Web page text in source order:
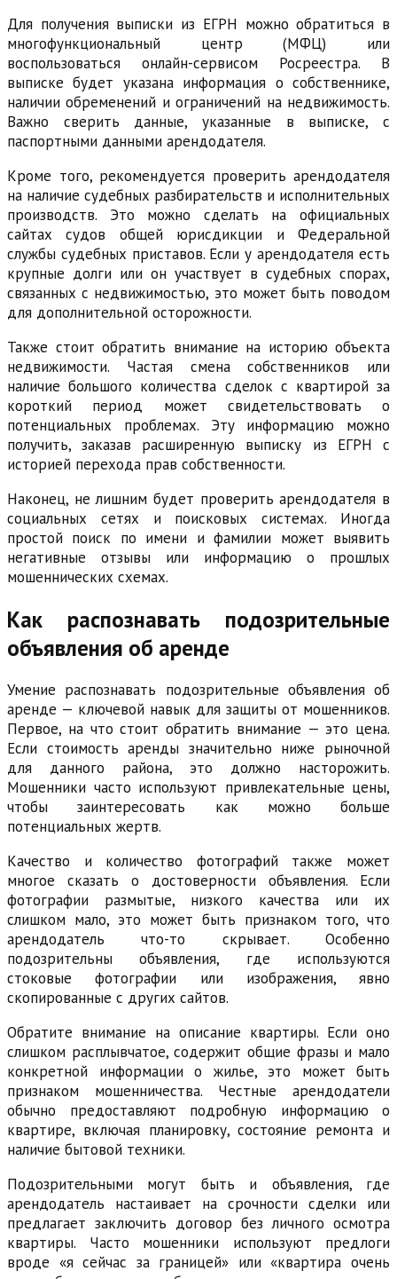
Для получения выписки из ЕГРН можно обратиться в
многофункциональный центр (МФЦ) или
воспользоваться онлайн-сервисом Росреестра. В
выписке будет указана информация о собственнике,
наличии обременений и ограничений на недвижимость.
Важно сверить данные, указанные в выписке, с
паспортными данными арендодателя.
Кроме того, рекомендуется проверить арендодателя
на наличие судебных разбирательств и исполнительных
производств. Это можно сделать на официальных
сайтах судов общей юрисдикции и Федеральной
службы судебных приставов. Если у арендодателя есть
крупные долги или он участвует в судебных спорах,
связанных с недвижимостью, это может быть поводом
для дополнительной осторожности.
Также стоит обратить внимание на историю объекта
недвижимости. Частая смена собственников или
наличие большого количества сделок с квартирой за
короткий период может свидетельствовать о
потенциальных проблемах. Эту информацию можно
получить, заказав расширенную выписку из ЕГРН с
историей перехода прав собственности.
Наконец, не лишним будет проверить арендодателя в
социальных сетях и поисковых системах. Иногда
простой поиск по имени и фамилии может выявить
негативные отзывы или информацию о прошлых
мошеннических схемах.
Как распознавать подозрительные
объявления об аренде
Умение распознавать подозрительные объявления об
аренде — ключевой навык для защиты от мошенников.
Первое, на что стоит обратить внимание — это цена.
Если стоимость аренды значительно ниже рыночной
для данного района, это должно насторожить.
Мошенники часто используют привлекательные цены,
чтобы заинтересовать как можно больше
потенциальных жертв.
Качество и количество фотографий также может
многое сказать о достоверности объявления. Если
фотографии размытые, низкого качества или их
слишком мало, это может быть признаком того, что
арендодатель что-то скрывает. Особенно
подозрительны объявления, где используются
стоковые фотографии или изображения, явно
скопированные с других сайтов.
Обратите внимание на описание квартиры. Если оно
слишком расплывчатое, содержит общие фразы и мало
конкретной информации о жилье, это может быть
признаком мошенничества. Честные арендодатели
обычно предоставляют подробную информацию о
квартире, включая планировку, состояние ремонта и
наличие бытовой техники.
Подозрительными могут быть и объявления, где
арендодатель настаивает на срочности сделки или
предлагает заключить договор без личного осмотра
квартиры. Часто мошенники используют предлоги
вроде «я сейчас за границей» или «квартира очень